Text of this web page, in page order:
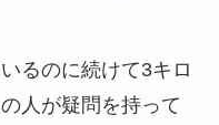
るのに続けて3キロ
人が疑問を持って